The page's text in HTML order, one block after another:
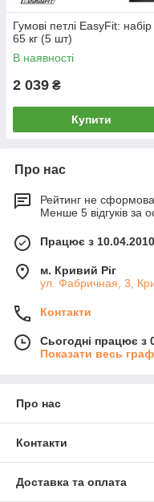
Гумові петлі EasyFit:
65 кг (5 шт)
В наявності
2 039 ₴
Купити
Про нас
Рейтинг не
Менше 5 відгуків за
Працює з 10.04.2010
м. Кривий Ріг
ул. Фабричная, 3,
Контакти
Сьогодні працює з
Показати весь
Про нас
Контакти
Доставка та оплата